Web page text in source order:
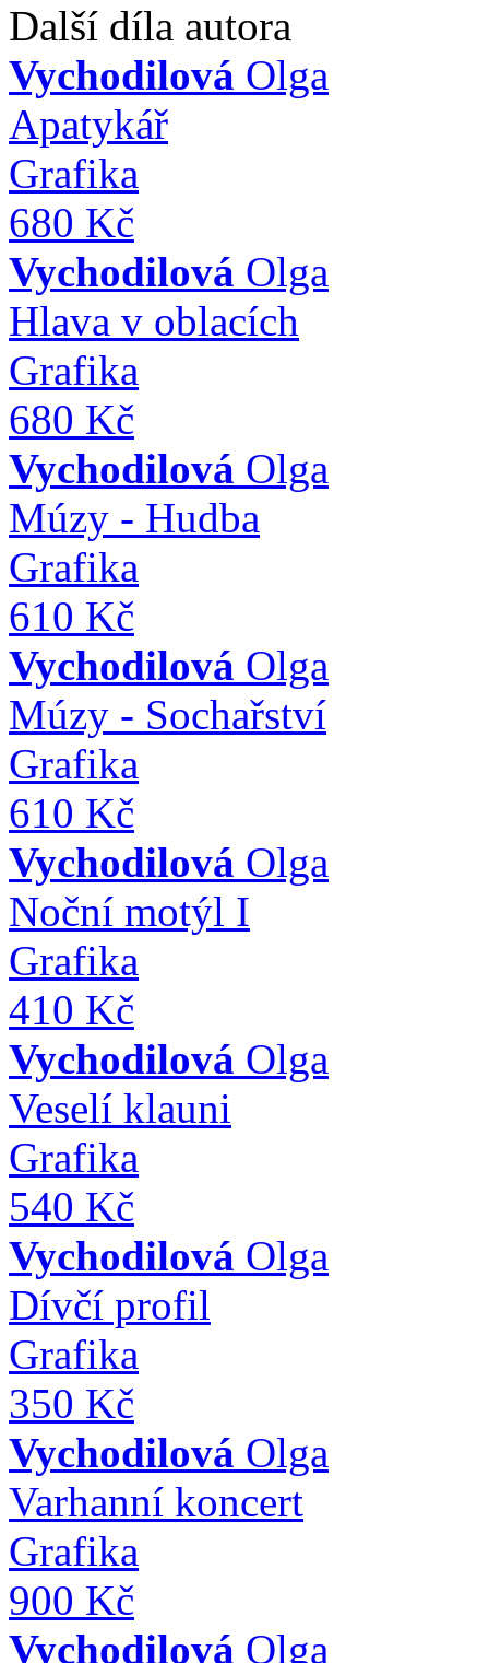
Další díla autora
Vychodilová Olga
Apatykář
Grafika
680 Kč
Vychodilová Olga
Hlava v oblacích
Grafika
680 Kč
Vychodilová Olga
Múzy - Hudba
Grafika
610 Kč
Vychodilová Olga
Múzy - Sochařství
Grafika
610 Kč
Vychodilová Olga
Noční motýl I
Grafika
410 Kč
Vychodilová Olga
Veselí klauni
Grafika
540 Kč
Vychodilová Olga
Dívčí profil
Grafika
350 Kč
Vychodilová Olga
Varhanní koncert
Grafika
900 Kč
Vychodilová Olga